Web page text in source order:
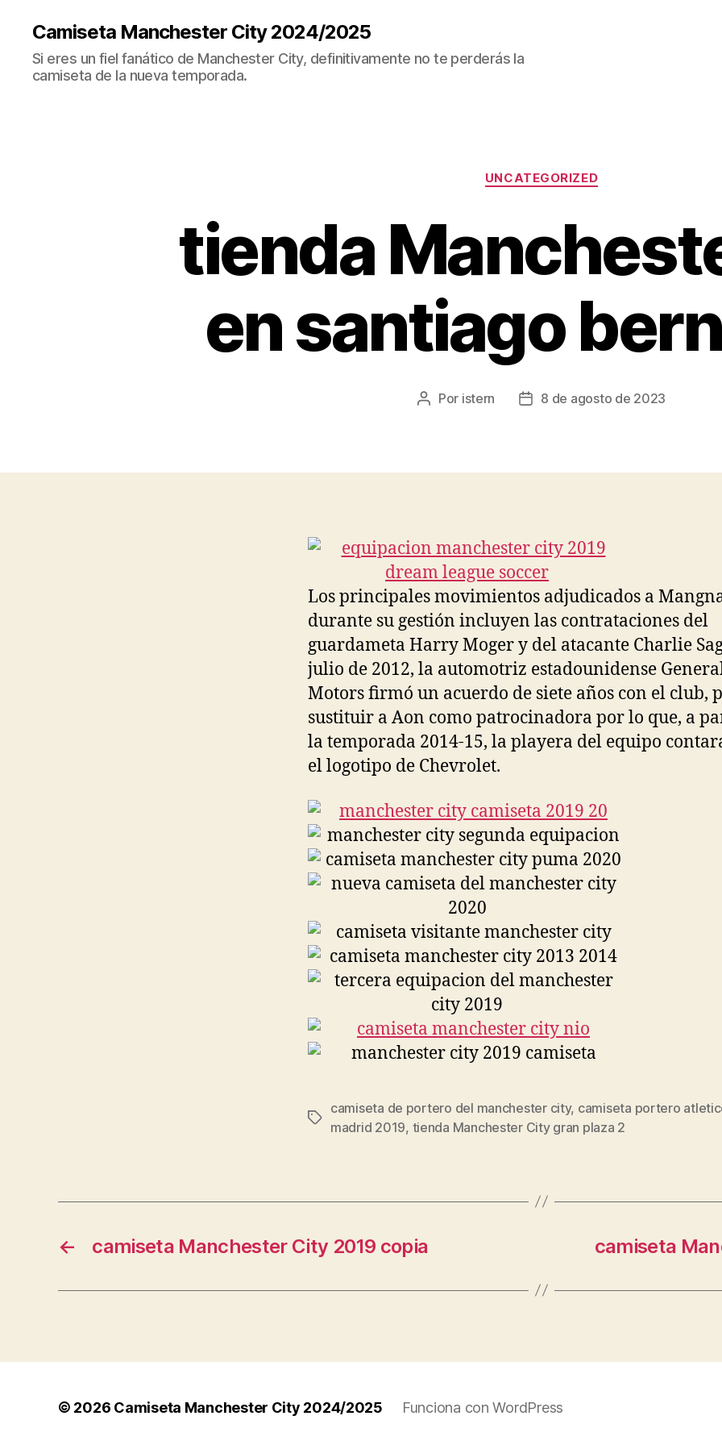
Camiseta Manchester City 2024/2025
Si eres un fiel fanático de Manchester City, definitivamente no te perderás la
camiseta de la nueva temporada.
Categorías
UNCATEGORIZED
tienda
en santiago
Autor
Por istern
Fecha8 de agosto de 2023
Los principales movimientos adjudicados a
durante su gestión incluyen las contrataciones del
guardameta Harry Moger y del atacante Charlie
julio de 2012, la automotriz estadounidense
Motors firmó un acuerdo de siete años con el club,
sustituir a Aon como patrocinadora por lo que, a
la temporada 2014-15, la playera del equipo
el logotipo de Chevrolet.
Etiquetas
camiseta de portero del manchester city, camiseta portero
madrid 2019, tienda Manchester City gran plaza 2
← camiseta Manchester City 2019 copia camiseta
© 2026 Camiseta Manchester City 2024/2025 Funciona con WordPress